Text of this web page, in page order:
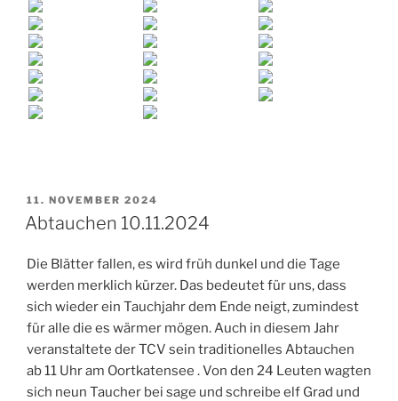
VERÖFFENTLICHT
AM
11. NOVEMBER 2024
Abtauchen 10.11.2024
Die Blätter fallen, es wird früh dunkel und die Tage
werden merklich kürzer. Das bedeutet für uns, dass
sich wieder ein Tauchjahr dem Ende neigt, zumindest
für alle die es wärmer mögen. Auch in diesem Jahr
veranstaltete der TCV sein traditionelles Abtauchen
ab 11 Uhr am Oortkatensee . Von den 24 Leuten wagten
sich neun Taucher bei sage und schreibe elf Grad und